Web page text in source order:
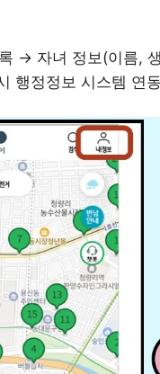
→ 자녀 정보(이름,
행정정보 시스템 연